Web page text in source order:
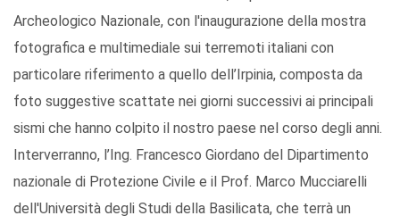
Archeologico Nazionale, con l'inaugurazione della mostra
fotografica e multimediale sui terremoti italiani con
particolare riferimento a quello dell’Irpinia, composta da
foto suggestive scattate nei giorni successivi ai principali
sismi che hanno colpito il nostro paese nel corso degli anni.
Interverranno, l’Ing. Francesco Giordano del Dipartimento
nazionale di Protezione Civile e il Prof. Marco Mucciarelli
dell'Università degli Studi della Basilicata, che terrà un